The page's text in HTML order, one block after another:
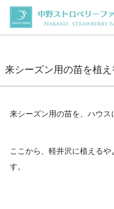
ホーム いちご 来
来シーズン用の苗を植
来シーズン用の苗を、ハウス
ここから、軽井沢に植えるや
す。